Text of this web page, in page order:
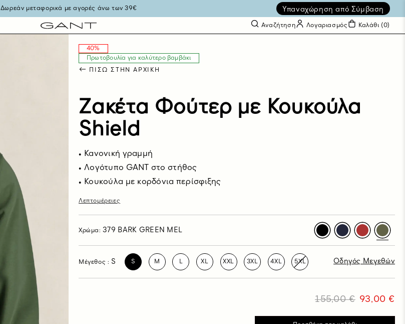
Δωρεάν μεταφορικά με αγορές άνω των 39€ Υπαναχώρηση από Σύμβαση
Αναζήτηση Λογαριασμός Καλάθι (0)
40%
Πρωτοβουλία για καλύτερο βαμβάκι
ΠΊΣΩ ΣΤΗΝ ΑΡΧΙΚΉ
Ζακέτα Φούτερ με Κουκούλα
Shield
Κανονική γραμμή
Λογότυπο GANT στο στήθος
Κουκούλα με κορδόνια περίσφιξης
Λεπτομέρειες
Χρώμα:379 BARK GREEN MEL
Μέγεθος : S S M L XL XXL 3XL 4XL 5XL Οδηγός Μεγεθών
93,00 €
155,00 €